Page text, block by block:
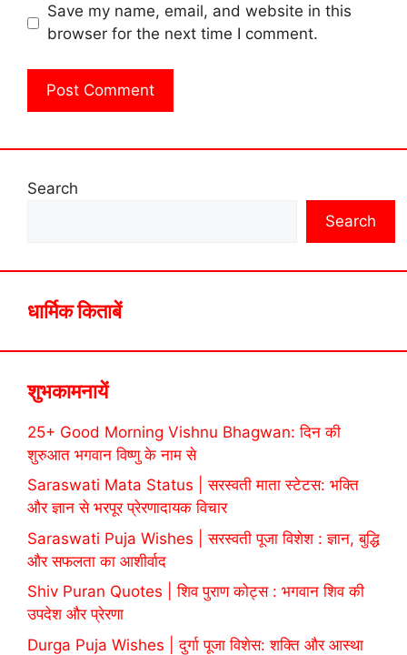
Save my name, email, and website in this
browser for the next time I comment.
Search
Search
धार्मिक किताबें
शुभकामनायें
25+ Good Morning Vishnu Bhagwan: दिन की
शुरुआत भगवान विष्णु के नाम से
Saraswati Mata Status | सरस्वती माता स्टेटस: भक्ति
और ज्ञान से भरपूर प्रेरणादायक विचार
Saraswati Puja Wishes | सरस्वती पूजा विशेश : ज्ञान, बुद्धि
और सफलता का आशीर्वाद
Shiv Puran Quotes | शिव पुराण कोट्स : भगवान शिव की
उपदेश और प्रेरणा
Durga Puja Wishes | दुर्गा पूजा विशेस: शक्ति और आस्था